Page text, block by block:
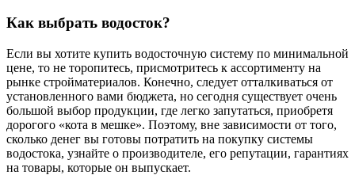
Как выбрать водосток?
Если вы хотите купить водосточную систему по минимальной
цене, то не торопитесь, присмотритесь к ассортименту на
рынке стройматериалов. Конечно, следует отталкиваться от
установленного вами бюджета, но сегодня существует очень
большой выбор продукции, где легко запутаться, приобретя
дорогого «кота в мешке». Поэтому, вне зависимости от того,
сколько денег вы готовы потратить на покупку системы
водостока, узнайте о производителе, его репутации, гарантиях
на товары, которые он выпускает.